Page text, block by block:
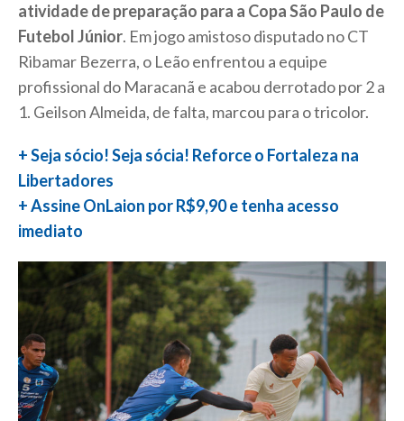
atividade de preparação para a Copa São Paulo de
Futebol Júnior. Em jogo amistoso disputado no CT
Ribamar Bezerra, o Leão enfrentou a equipe
profissional do Maracanã e acabou derrotado por 2 a
1. Geilson Almeida, de falta, marcou para o tricolor.
+ Seja sócio! Seja sócia! Reforce o Fortaleza na
Libertadores
+ Assine OnLaion por R$9,90 e tenha acesso
imediato